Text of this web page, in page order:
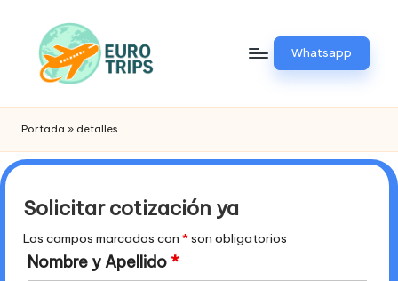
contenido
E
u
r
o
t
ri
Europa
Whatsapp
Portada » detalles
Solicitar cotización ya
Los campos marcados con *son obligatorios
Nombre y Apellido *